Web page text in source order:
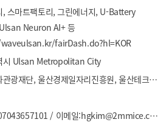
, 스마트팩토리, 그린에너지, U-Battery
Neuron AI+ 등
fairDash.do?hl=KOR
시 Ulsan Metropolitan City
울산문화관광재단, 울산경제일자리진흥원, 울산테크노파크, 울산정보산업진흥원, 울산상공회의소, (사)한국수소산업협회
연락처:07043657101 / 이메일:hgkim@2mmice.com